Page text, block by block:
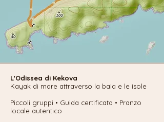
Kayak lentamente sopra la famosa Città
Affondata, dove le antiche rovine si trovano
appena sotto la superficie. I kayak non
motorizzati possono avvicinarsi alle vecchie
pareti e scale, rendendo questo il modo più
autentico per esplorare Dolichiste. La tua guida
condivide la storia dell'antico insediamento
mentre scivoliamo lungo la costa.
⸻
L'Odissea di Kekova
Kayak di mare attraverso la baia e le isole
Piccoli gruppi • Guida certificata • Pranzo
locale autentico